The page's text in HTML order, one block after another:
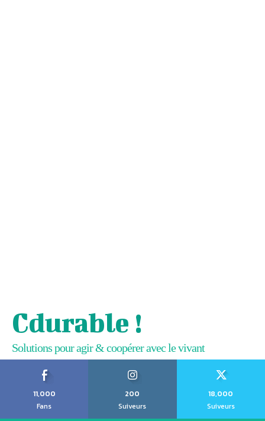
Cdurable !
Solutions pour agir & coopérer avec le vivant
11,000
Fans
200
Suiveurs
18,000
Suiveurs